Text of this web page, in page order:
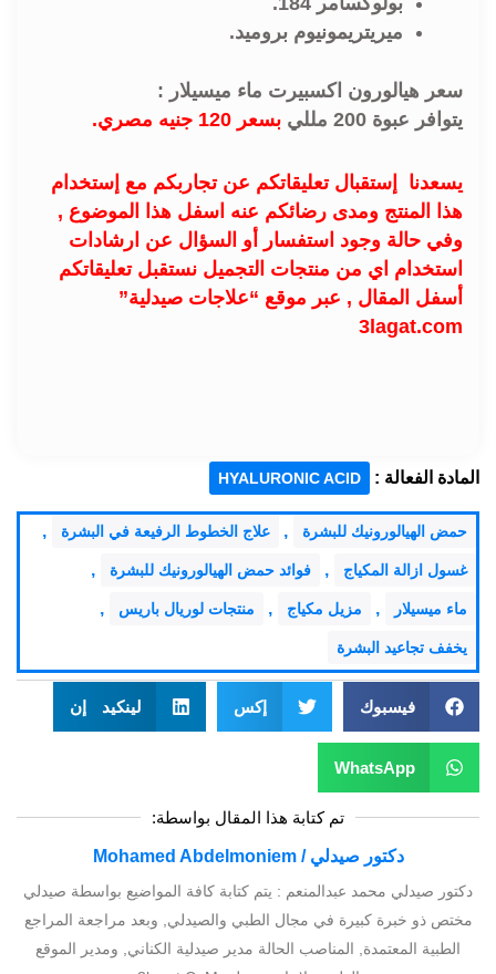
ميريتريمونيوم بروميد.
سعر هيالورون اكسبيرت ماء ميسيلار :
يتوافر عبوة 200 مللي
بسعر 120 جنيه مصري.
يسعدنا إستقبال تعليقاتكم عن تجاربكم مع إستخدام
هذا المنتج ومدى رضائكم عنه اسفل هذا الموضوع ,
وفي حالة وجود استفسار أو السؤال عن ارشادات
استخدام اي من منتجات التجميل نستقبل تعليقاتكم
أسفل المقال , عبر موقع “علاجات صيدلية”
3lagat.com
المادة الفعالة : HYALURONIC ACID
حمض الهيالورونيك للبشرة , علاج الخطوط الرفيعة في البشرة ,
غسول ازالة المكياج , فوائد حمض الهيالورونيك للبشرة ,
ماء ميسيلار , مزيل مكياج , منتجات لوريال باريس ,
يخفف تجاعيد البشرة
فيسبوك إكس لينكيد إن
WhatsApp
تم كتابة هذا المقال بواسطة:
دكتور صيدلي / Mohamed Abdelmoniem
دكتور صيدلي محمد عبدالمنعم : يتم كتابة كافة المواضيع بواسطة صيدلي
مختص ذو خبرة كبيرة في مجال الطبي والصيدلي, وبعد مراجعة المراجع
الطبية المعتمدة, المناصب الحالة مدير صيدلية الكناني, ومدير الموقع